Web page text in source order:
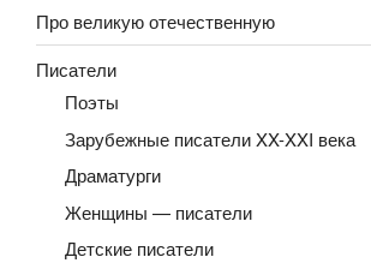
Про великую отечественную
Писатели
Поэты
Зарубежные писатели XX-XXI века
Драматурги
Женщины — писатели
Детские писатели